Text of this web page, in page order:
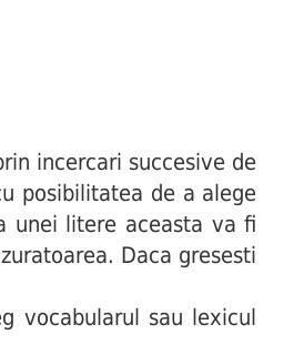
incercari succesive de
posibilitatea de a alege
unei litere aceasta va fi
Daca gresesti
vocabularul sau lexicul